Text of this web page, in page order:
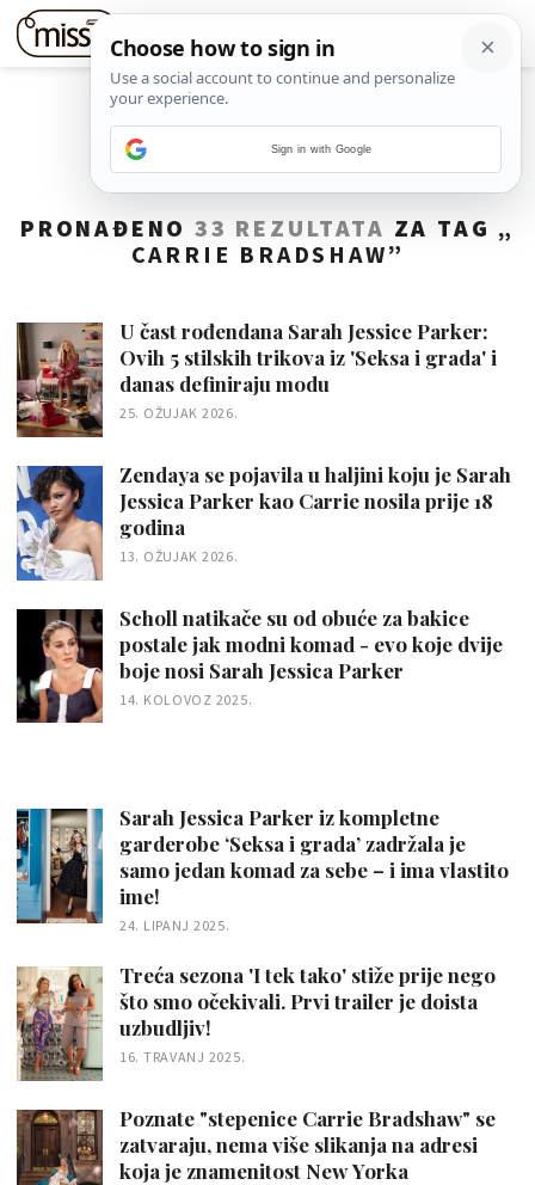
PRONAĐENO33 REZULTATA ZA TAG „
CARRIE BRADSHAW”
U čast rođendana Sarah Jessice Parker:
Ovih 5 stilskih trikova iz 'Seksa i grada' i
danas definiraju modu
25. OŽUJAK 2026.
Zendaya se pojavila u haljini koju je Sarah
Jessica Parker kao Carrie nosila prije 18
godina
13. OŽUJAK 2026.
Scholl natikače su od obuće za bakice
postale jak modni komad - evo koje dvije
boje nosi Sarah Jessica Parker
14. KOLOVOZ 2025.
Sarah Jessica Parker iz kompletne
garderobe ‘Seksa i grada’ zadržala je
samo jedan komad za sebe – i ima vlastito
ime!
24. LIPANJ 2025.
Treća sezona 'I tek tako' stiže prije nego
što smo očekivali. Prvi trailer je doista
uzbudljiv!
16. TRAVANJ 2025.
Poznate "stepenice Carrie Bradshaw" se
zatvaraju, nema više slikanja na adresi
koja je znamenitost New Yorka
Sign in with Google